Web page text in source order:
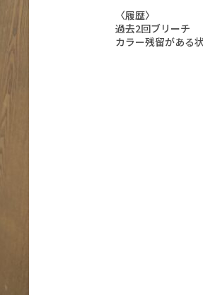
〈履歴〉
過去2回ブリーチ
カラー残留がある